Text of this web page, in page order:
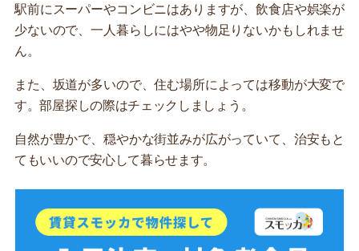
駅前にスーパーやコンビニはありますが、飲食店や娯楽が
少ないので、一人暮らしにはやや物足りないかもしれませ
ん。
また、坂道が多いので、住む場所によっては移動が大変で
す。部屋探しの際はチェックしましょう。
自然が豊かで、穏やかな街並みが広がっていて、治安もと
てもいいので安心して暮らせます。